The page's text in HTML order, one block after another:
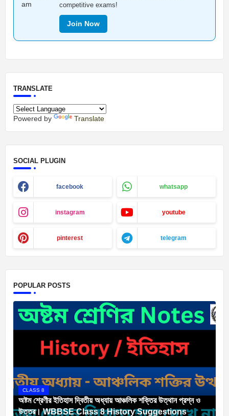
competitive exams!
Join Now
TRANSLATE
Powered by Translate
SOCIAL PLUGIN
facebook whatsapp
instagram youtube
pinterest telegram
POPULAR POSTS
CLASS 8
অষ্টম শ্রেণীর ইতিহাস দ্বিতীয় অধ্যায় আঞ্চলিক শক্তির উত্থান প্রশ্ন ও
উত্তর। WBBSE Class 8 History Suggestions